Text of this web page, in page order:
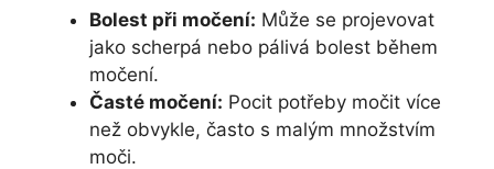
Bolest při močení: Může se projevovat
jako scherpá nebo pálivá bolest během
močení.
Časté močení: Pocit potřeby močit více
než obvykle, často s malým množstvím
moči.